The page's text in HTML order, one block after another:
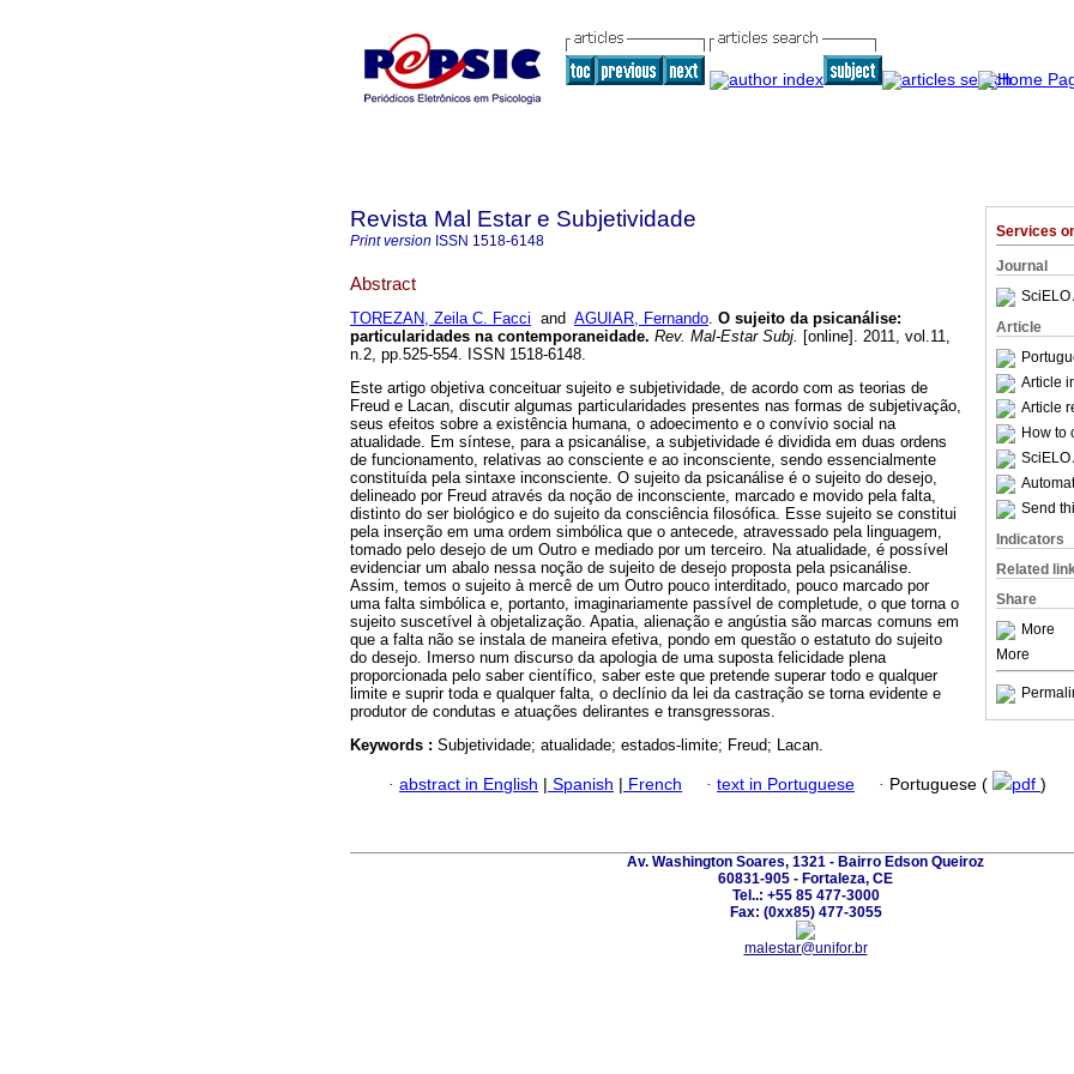
Services
Journal
SciELO
Article
Article
Article
How to
SciELO
Send
Indicators
Related
Share
More
More
Revista Mal Estar e Subjetividade
Print version ISSN 1518-6148
Abstract
TOREZAN, Zeila C. Facci and AGUIAR, Fernando. O sujeito da psicanálise:
particularidades na contemporaneidade. Rev. Mal-Estar Subj. [online]. 2011, vol.11,
n.2, pp.525-554. ISSN 1518-6148.
Este artigo objetiva conceituar sujeito e subjetividade, de acordo com as teorias de
Freud e Lacan, discutir algumas particularidades presentes nas formas de subjetivação,
seus efeitos sobre a existência humana, o adoecimento e o convívio social na
atualidade. Em síntese, para a psicanálise, a subjetividade é dividida em duas ordens
de funcionamento, relativas ao consciente e ao inconsciente, sendo essencialmente
constituída pela sintaxe inconsciente. O sujeito da psicanálise é o sujeito do desejo,
delineado por Freud através da noção de inconsciente, marcado e movido pela falta,
distinto do ser biológico e do sujeito da consciência filosófica. Esse sujeito se constitui
pela inserção em uma ordem simbólica que o antecede, atravessado pela linguagem,
tomado pelo desejo de um Outro e mediado por um terceiro. Na atualidade, é possível
evidenciar um abalo nessa noção de sujeito de desejo proposta pela psicanálise.
Assim, temos o sujeito à mercê de um Outro pouco interditado, pouco marcado por
uma falta simbólica e, portanto, imaginariamente passível de completude, o que torna o
sujeito suscetível à objetalização. Apatia, alienação e angústia são marcas comuns em
que a falta não se instala de maneira efetiva, pondo em questão o estatuto do sujeito
do desejo. Imerso num discurso da apologia de uma suposta felicidade plena
proporcionada pelo saber científico, saber este que pretende superar todo e qualquer
limite e suprir toda e qualquer falta, o declínio da lei da castração se torna evidente e
produtor de condutas e atuações delirantes e transgressoras.
Keywords : Subjetividade; atualidade; estados-limite; Freud; Lacan.
· abstract in English | Spanish | French · text in Portuguese · Portuguese ( pdf )
Av. Washington Soares, 1321 - Bairro Edson Queiroz
60831-905 - Fortaleza, CE
Tel..: +55 85 477-3000
Fax: (0xx85) 477-3055
malestar@unifor.br